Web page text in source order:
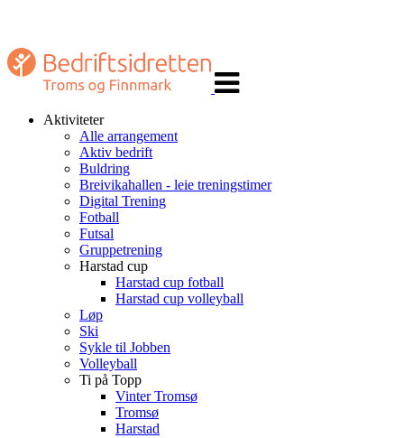
navigasjon
Aktiviteter
Alle arrangement
Aktiv bedrift
Buldring
Breivikahallen - leie treningstimer
Digital Trening
Fotball
Futsal
Gruppetrening
Harstad cup
Harstad cup fotball
Harstad cup volleyball
Løp
Ski
Sykle til Jobben
Volleyball
Ti på Topp
Vinter Tromsø
Tromsø
Harstad